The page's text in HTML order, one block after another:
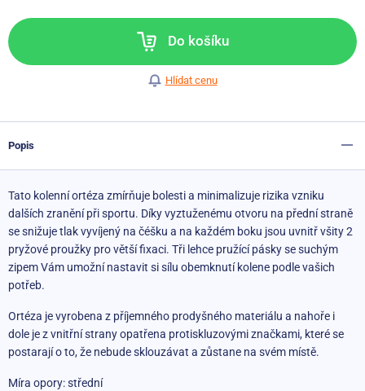
Do košíku
Hlídat cenu
Popis
Tato kolenní ortéza zmírňuje bolesti a minimalizuje rizika vzniku
dalších zranění při sportu. Díky vyztuženému otvoru na přední straně
se snižuje tlak vyvíjený na čéšku a na každém boku jsou uvnitř všity 2
pryžové proužky pro větší fixaci. Tři lehce pružící pásky se suchým
zipem Vám umožní nastavit si sílu obemknutí kolene podle vašich
potřeb.
Ortéza je vyrobena z příjemného prodyšného materiálu a nahoře i
dole je z vnitřní strany opatřena protiskluzovými značkami, které se
postarají o to, že nebude sklouzávat a zůstane na svém místě.
Míra opory: střední